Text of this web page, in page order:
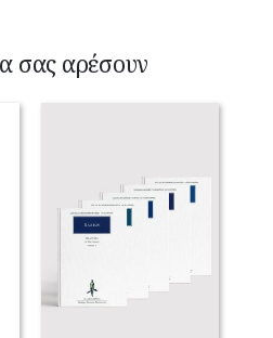
σας αρέσουν